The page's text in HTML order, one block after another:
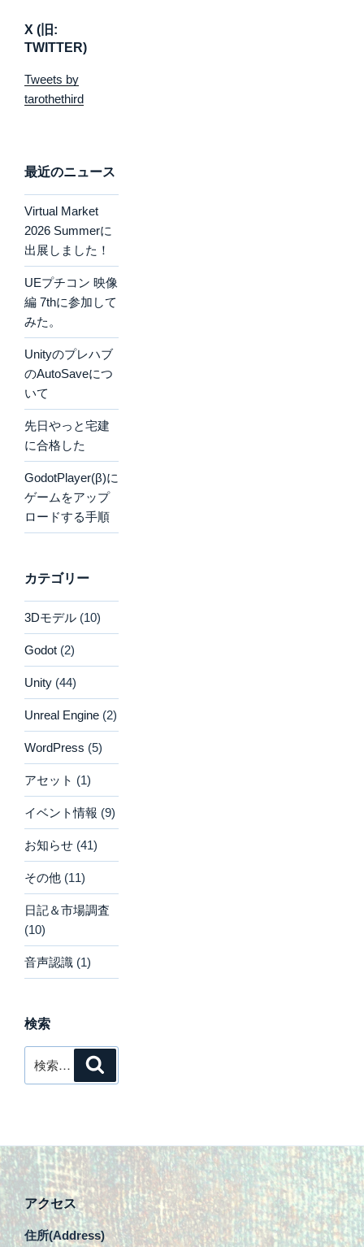
X (旧:
TWITTER)
Tweets by
tarothethird
最近のニュース
Virtual Market
2026 Summerに
出展しました！
UEプチコン 映像
編 7thに参加して
みた。
Unityのプレハブ
のAutoSaveにつ
いて
先日やっと宅建
に合格した
GodotPlayer(β)に
ゲームをアップ
ロードする手順
カテゴリー
3Dモデル (10)
Godot (2)
Unity (44)
Unreal Engine (2)
WordPress (5)
アセット (1)
イベント情報 (9)
お知らせ (41)
その他 (11)
日記＆市場調査
(10)
音声認識 (1)
検索
索:
アクセス
住所(Address)